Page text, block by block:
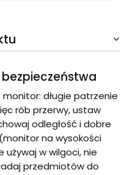
długie patrzenie
rób przerwy, ustaw
odległość i dobre
na wysokości
używaj w wilgoci, nie
przedmiotów do